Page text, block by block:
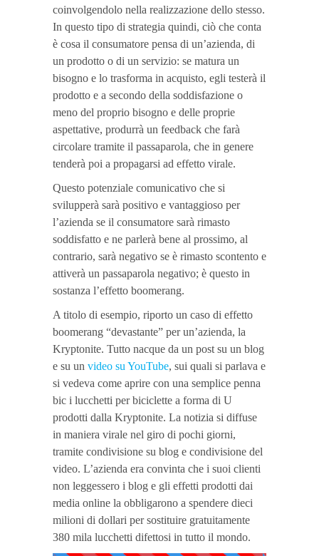
coinvolgendolo nella realizzazione dello stesso.
In questo tipo di strategia quindi, ciò che conta
è cosa il consumatore pensa di un’azienda, di
un prodotto o di un servizio: se matura un
bisogno e lo trasforma in acquisto, egli testerà il
prodotto e a secondo della soddisfazione o
meno del proprio bisogno e delle proprie
aspettative, produrrà un feedback che farà
circolare tramite il passaparola, che in genere
tenderà poi a propagarsi ad effetto virale.
Questo potenziale comunicativo che si
svilupperà sarà positivo e vantaggioso per
l’azienda se il consumatore sarà rimasto
soddisfatto e ne parlerà bene al prossimo, al
contrario, sarà negativo se è rimasto scontento e
attiverà un passaparola negativo; è questo in
sostanza l’effetto boomerang.
A titolo di esempio, riporto un caso di effetto
boomerang “devastante” per un’azienda, la
Kryptonite. Tutto nacque da un post su un blog
e su un video su YouTube, sui quali si parlava e
si vedeva come aprire con una semplice penna
bic i lucchetti per biciclette a forma di U
prodotti dalla Kryptonite. La notizia si diffuse
in maniera virale nel giro di pochi giorni,
tramite condivisione su blog e condivisione del
video. L’azienda era convinta che i suoi clienti
non leggessero i blog e gli effetti prodotti dai
media online la obbligarono a spendere dieci
milioni di dollari per sostituire gratuitamente
380 mila lucchetti difettosi in tutto il mondo.